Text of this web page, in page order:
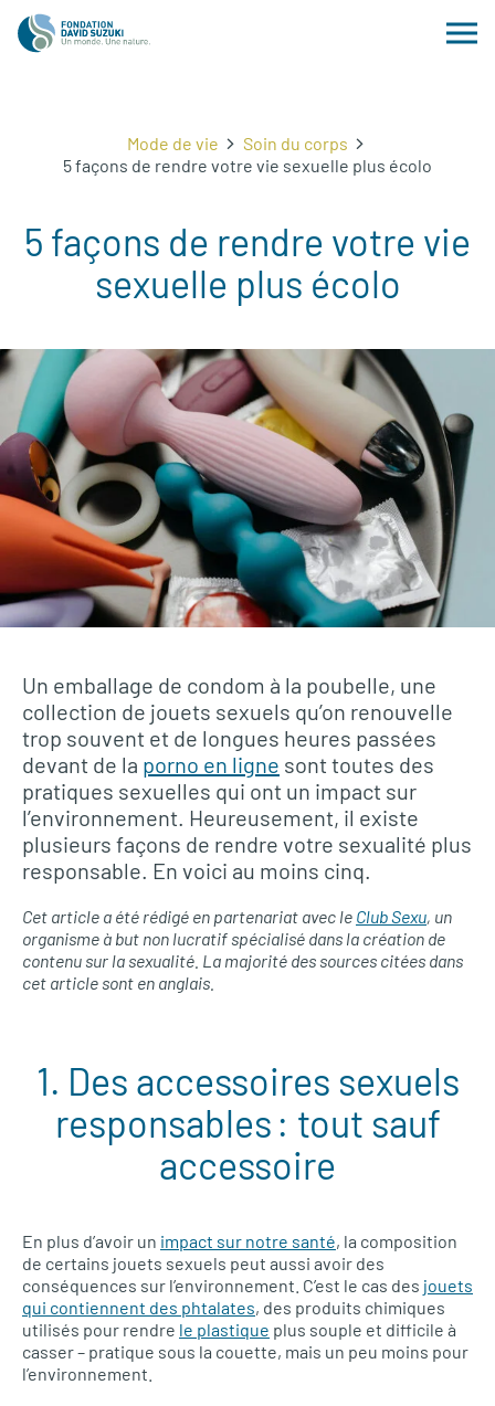
Mode de vie
Soin du corps
5 façons de rendre votre vie sexuelle plus écolo
5 façons de rendre votre vie
sexuelle plus écolo
Un emballage de condom à la poubelle, une
collection de jouets sexuels qu’on renouvelle
trop souvent et de longues heures passées
devant de la porno en ligne sont toutes des
pratiques sexuelles qui ont un impact sur
l’environnement. Heureusement, il existe
plusieurs façons de rendre votre sexualité plus
responsable. En voici au moins cinq.
Cet article a été rédigé en partenariat avec le Club Sexu, un
organisme à but non lucratif spécialisé dans la création de
contenu sur la sexualité. La majorité des sources citées dans
cet article sont en anglais.
1. Des accessoires sexuels
responsables : tout sauf
accessoire
En plus d’avoir un impact sur notre santé, la composition
de certains jouets sexuels peut aussi avoir des
conséquences sur l’environnement. C’est le cas des jouets
qui contiennent des phtalates, des produits chimiques
utilisés pour rendre le plastique plus souple et difficile à
casser – pratique sous la couette, mais un peu moins pour
l’environnement.